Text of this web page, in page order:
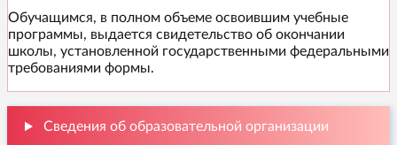
Обучащимся, в полном объеме освоившим учебные
программы, выдается свидетельство об окончании
школы, установленной государственными федеральными
требованиями формы.
Сведения об образовательной организации